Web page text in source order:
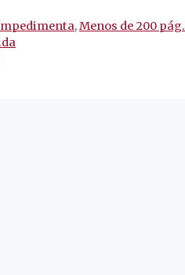
,Menos de 200 pág.